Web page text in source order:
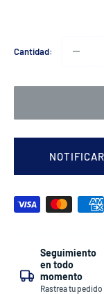
Cantidad:
Seguimiento
en todo
momento
Rastrea tu pedido